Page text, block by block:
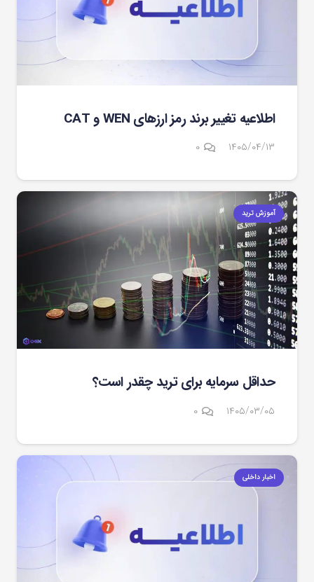
اطلاعیه تغییر برند رمز ارزهای WEN و CAT
۱۴۰۵/۰۴/۱۳ ۰
آموزش ترید
حداقل سرمایه برای ترید چقدر است؟
۱۴۰۵/۰۳/۰۵ ۰
اخبار داخلی